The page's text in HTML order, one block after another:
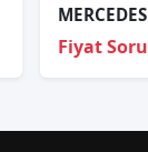
Fiyat